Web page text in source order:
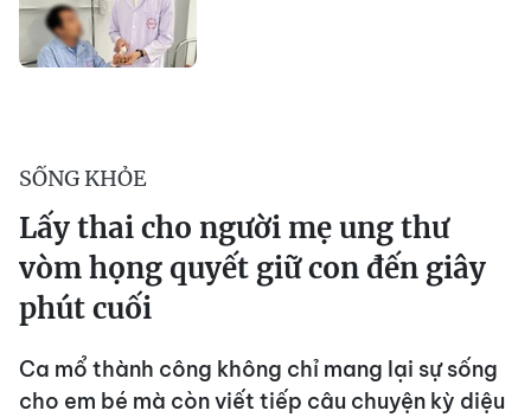
SỐNG KHỎE
Lấy thai cho người mẹ ung thư
vòm họng quyết giữ con đến giây
phút cuối
Ca mổ thành công không chỉ mang lại sự sống
cho em bé mà còn viết tiếp câu chuyện kỳ diệu